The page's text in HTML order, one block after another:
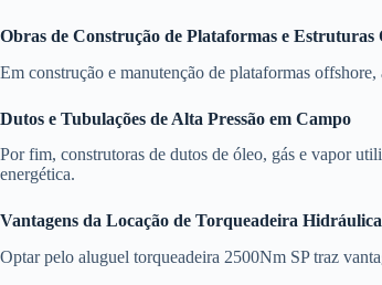
Obras de Construção de Plataformas e Estruturas
Em construção e manutenção de plataformas
Dutos e Tubulações de Alta Pressão em Campo
Por fim, construtoras de dutos de óleo, gás e vapor
energética.
Vantagens da Locação de Torqueadeira Hidráulica
Optar pelo aluguel torqueadeira 2500Nm SP traz